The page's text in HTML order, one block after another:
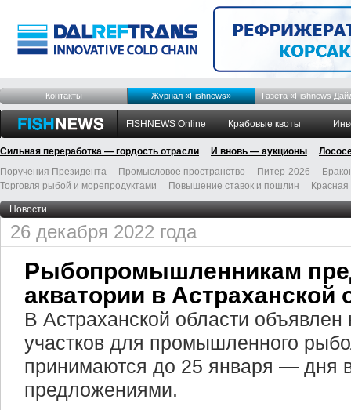
Контакты Журнал «Fishnews» Газета «Fishnews
FISHNEWS Online Крабовые квоты
Сильная переработка — гордость отрасли И вновь — аукционы
Поручения Президента
Промысловое пространство Питер-2026
Торговля рыбой и морепродуктами
Повышение ставок и пошлин
Новости
26 декабря 2022 года
Рыбопромышленникам
акватории в Астраханской
В Астраханской области объявлен
участков для промышленного
принимаются до 25 января — дня
предложениями.